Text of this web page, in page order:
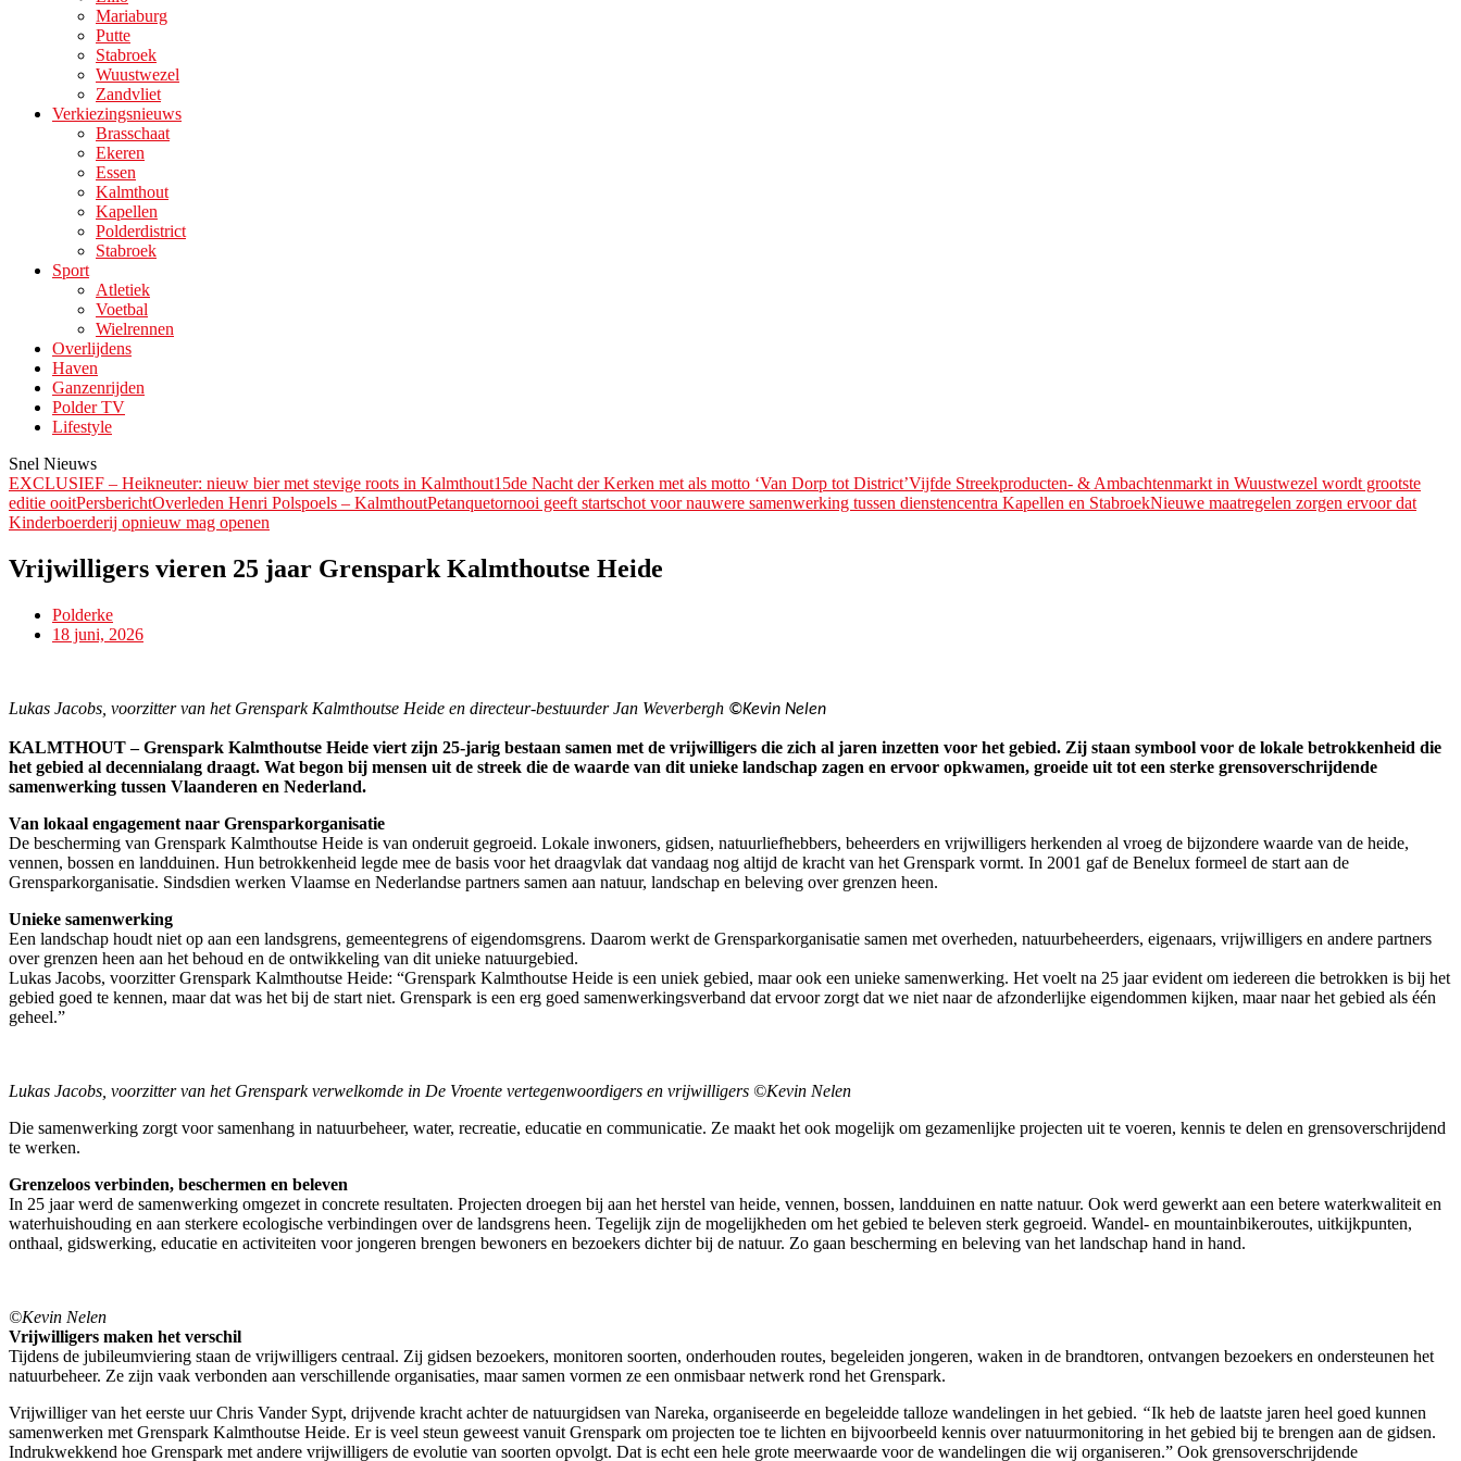
Mariaburg
Putte
Stabroek
Wuustwezel
Zandvliet
Verkiezingsnieuws
Brasschaat
Ekeren
Essen
Kalmthout
Kapellen
Polderdistrict
Stabroek
Sport
Atletiek
Voetbal
Wielrennen
Overlijdens
Haven
Ganzenrijden
Polder TV
Lifestyle
Snel Nieuws
EXCLUSIEF – Heikneuter: nieuw bier met stevige roots in Kalmthout15de Nacht der Kerken met als motto ‘Van Dorp tot District’Vijfde Streekproducten- & Ambachtenmarkt in Wuustwezel wordt grootste
editie ooitPersberichtOverleden Henri Polspoels – KalmthoutPetanquetornooi geeft startschot voor nauwere samenwerking tussen dienstencentra Kapellen en StabroekNieuwe maatregelen zorgen ervoor dat
Kinderboerderij opnieuw mag openen
Vrijwilligers vieren 25 jaar Grenspark Kalmthoutse Heide
Polderke
18 juni, 2026
Lukas Jacobs, voorzitter van het Grenspark Kalmthoutse Heide en directeur-bestuurder Jan Weverbergh ©Kevin Nelen
KALMTHOUT – Grenspark Kalmthoutse Heide viert zijn 25-jarig bestaan samen met de vrijwilligers die zich al jaren inzetten voor het gebied. Zij staan symbool voor de lokale betrokkenheid die
het gebied al decennialang draagt. Wat begon bij mensen uit de streek die de waarde van dit unieke landschap zagen en ervoor opkwamen, groeide uit tot een sterke grensoverschrijdende
samenwerking tussen Vlaanderen en Nederland.
Van lokaal engagement naar Grensparkorganisatie
De bescherming van Grenspark Kalmthoutse Heide is van onderuit gegroeid. Lokale inwoners, gidsen, natuurliefhebbers, beheerders en vrijwilligers herkenden al vroeg de bijzondere waarde van de heide,
vennen, bossen en landduinen. Hun betrokkenheid legde mee de basis voor het draagvlak dat vandaag nog altijd de kracht van het Grenspark vormt. In 2001 gaf de Benelux formeel de start aan de
Grensparkorganisatie. Sindsdien werken Vlaamse en Nederlandse partners samen aan natuur, landschap en beleving over grenzen heen.
Unieke samenwerking
Een landschap houdt niet op aan een landsgrens, gemeentegrens of eigendomsgrens. Daarom werkt de Grensparkorganisatie samen met overheden, natuurbeheerders, eigenaars, vrijwilligers en andere partners
over grenzen heen aan het behoud en de ontwikkeling van dit unieke natuurgebied.
Lukas Jacobs, voorzitter Grenspark Kalmthoutse Heide: “Grenspark Kalmthoutse Heide is een uniek gebied, maar ook een unieke samenwerking. Het voelt na 25 jaar evident om iedereen die betrokken is bij het
gebied goed te kennen, maar dat was het bij de start niet. Grenspark is een erg goed samenwerkingsverband dat ervoor zorgt dat we niet naar de afzonderlijke eigendommen kijken, maar naar het gebied als één
geheel.”
Lukas Jacobs, voorzitter van het Grenspark verwelkomde in De Vroente vertegenwoordigers en vrijwilligers ©Kevin Nelen
Die samenwerking zorgt voor samenhang in natuurbeheer, water, recreatie, educatie en communicatie. Ze maakt het ook mogelijk om gezamenlijke projecten uit te voeren, kennis te delen en grensoverschrijdend
te werken.
Grenzeloos verbinden, beschermen en beleven
In 25 jaar werd de samenwerking omgezet in concrete resultaten. Projecten droegen bij aan het herstel van heide, vennen, bossen, landduinen en natte natuur. Ook werd gewerkt aan een betere waterkwaliteit en
waterhuishouding en aan sterkere ecologische verbindingen over de landsgrens heen. Tegelijk zijn de mogelijkheden om het gebied te beleven sterk gegroeid. Wandel- en mountainbikeroutes, uitkijkpunten,
onthaal, gidswerking, educatie en activiteiten voor jongeren brengen bewoners en bezoekers dichter bij de natuur. Zo gaan bescherming en beleving van het landschap hand in hand.
©Kevin Nelen
Vrijwilligers maken het verschil
Tijdens de jubileumviering staan de vrijwilligers centraal. Zij gidsen bezoekers, monitoren soorten, onderhouden routes, begeleiden jongeren, waken in de brandtoren, ontvangen bezoekers en ondersteunen het
natuurbeheer. Ze zijn vaak verbonden aan verschillende organisaties, maar samen vormen ze een onmisbaar netwerk rond het Grenspark.
Vrijwilliger van het eerste uur Chris Vander Sypt, drijvende kracht achter de natuurgidsen van Nareka, organiseerde en begeleidde talloze wandelingen in het gebied. “Ik heb de laatste jaren heel goed kunnen
samenwerken met Grenspark Kalmthoutse Heide. Er is veel steun geweest vanuit Grenspark om projecten toe te lichten en bijvoorbeeld kennis over natuurmonitoring in het gebied bij te brengen aan de gidsen.
Indrukwekkend hoe Grenspark met andere vrijwilligers de evolutie van soorten opvolgt. Dat is echt een hele grote meerwaarde voor de wandelingen die wij organiseren.” Ook grensoverschrijdende